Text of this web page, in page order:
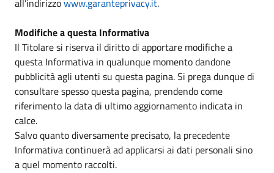
all’indirizzowww.garanteprivacy.it.
Modifiche a questa Informativa
Il Titolare si riserva il diritto di apportare modifiche a
questa Informativa in qualunque momento dandone
pubblicità agli utenti su questa pagina. Si prega dunque di
consultare spesso questa pagina, prendendo come
riferimento la data di ultimo aggiornamento indicata in
calce.
Salvo quanto diversamente precisato, la precedente
Informativa continuerà ad applicarsi ai dati personali sino
a quel momento raccolti.